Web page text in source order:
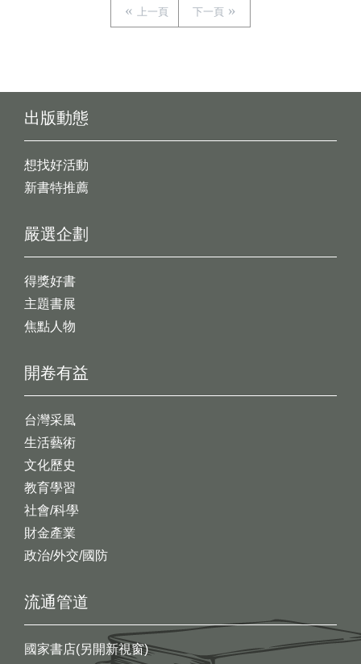
上一頁 下一頁
出版動態
想找好活動
新書特推薦
開卷有益
台灣采風
生活藝術
文化歷史
教育學習
社會/科學
財金產業
政治/外交/國防
嚴選企劃
得獎好書
主題書展
焦點人物
流通管道
國家書店(另開新視窗)